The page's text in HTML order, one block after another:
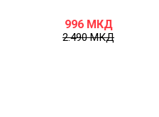
996 МКД
2.490МКД